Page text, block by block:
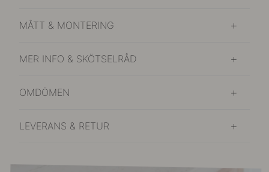
MÅTT & MONTERING
MER INFO & SKÖTSELRÅD
OMDÖMEN
LEVERANS & RETUR